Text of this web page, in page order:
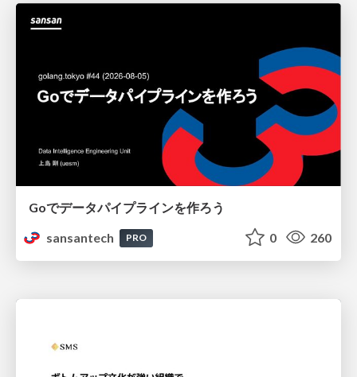
Goでデータパイプラインを作ろう
sansantech
PRO 0 260